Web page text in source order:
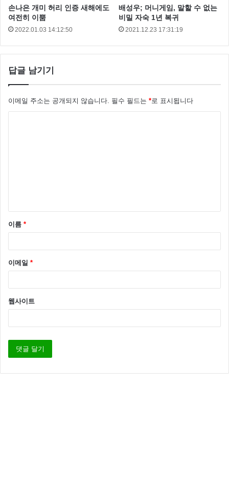
한편 유하나 이용규 부부의 잊을 수 없는 스토리가 있는
데요
근데 그날 유하나 가 출산을 했다는 게 더 큰 사건이죠
손나은 개미 허리 인증 새해에도
여전히 이뿜
2022.01.03 14:12:50
배성우; 머니게임, 말할 수 없는
비밀 자숙 1년 복귀
2021.12.23 17:31:19
답글 남기기
이메일 주소는 공개되지 않습니다. 필수 필드는 *로 표시됩니다
이름 *
이메일 *
웹사이트